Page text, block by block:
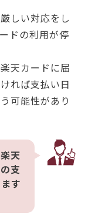
しい対応をし
ドの利用が停
天カードに届
れば支払い日
可能性があり
天
支
す